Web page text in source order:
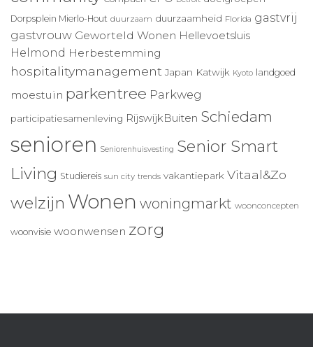
Dorpsplein Mierlo-Hout duurzaam duurzaamheid Florida gastvrij
gastvrouw Geworteld Wonen Hellevoetsluis
Helmond Herbestemming
hospitalitymanagement Japan Katwijk Kyoto landgoed
moestuin parkentree Parkweg
participatiesamenleving RijswijkBuiten Schiedam
senioren Seniorenhuisvesting Senior Smart
Living Studiereis sun city trends vakantiepark Vitaal&Zo
welzijn Wonen woningmarkt woonconcepten
woonvisie woonwensen zorg